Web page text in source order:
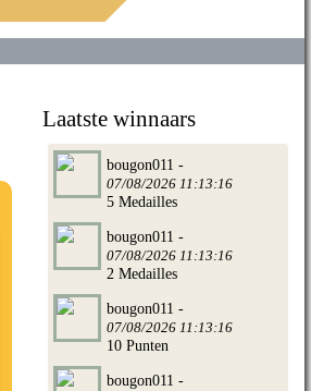
Laatste winnaars
bougon011 -
07/08/2026 11:13:16
5 Medailles
bougon011 -
07/08/2026 11:13:16
2 Medailles
bougon011 -
07/08/2026 11:13:16
10 Punten
bougon011 -